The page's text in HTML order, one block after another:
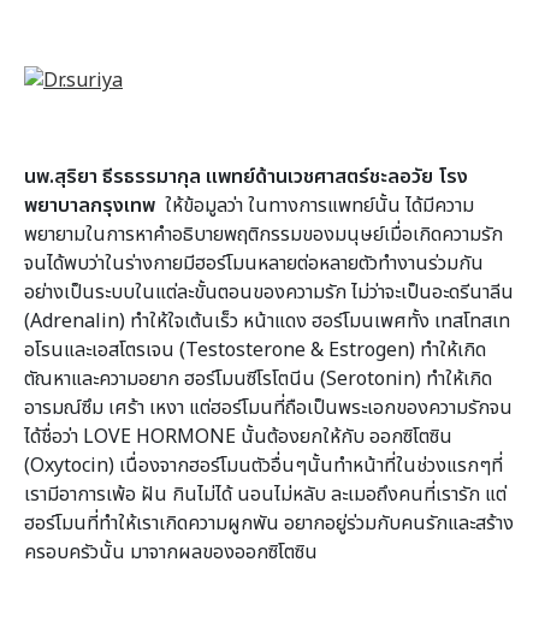
นพ.สุริยา ธีรธรรมากุล แพทย์ด้านเวชศาสตร์ชะลอวัย โรง
พยาบาลกรุงเทพ ให้ข้อมูลว่า ในทางการแพทย์นั้น ได้มีความ
พยายามในการหาคำอธิบายพฤติกรรมของมนุษย์เมื่อเกิดความรัก
จนได้พบว่าในร่างกายมีฮอร์โมนหลายต่อหลายตัวทำงานร่วมกัน
อย่างเป็นระบบในแต่ละขั้นตอนของความรัก ไม่ว่าจะเป็นอะดรีนาลีน
(Adrenalin) ทำให้ใจเต้นเร็ว หน้าแดง ฮอร์โมนเพศทั้ง เทสโทสเท
อโรนและเอสโตรเจน (Testosterone & Estrogen) ทำให้เกิด
ตัณหาและความอยาก ฮอร์โมนซีโรโตนีน (Serotonin) ทำให้เกิด
อารมณ์ซึม เศร้า เหงา แต่ฮอร์โมนที่ถือเป็นพระเอกของความรักจน
ได้ชื่อว่า LOVE HORMONE นั้นต้องยกให้กับ ออกซิโตซิน
(Oxytocin) เนื่องจากฮอร์โมนตัวอื่นๆนั้นทำหน้าที่ในช่วงแรกๆที่
เรามีอาการเพ้อ ฝัน กินไม่ได้ นอนไม่หลับ ละเมอถึงคนที่เรารัก แต่
ฮอร์โมนที่ทำให้เราเกิดความผูกพัน อยากอยู่ร่วมกับคนรักและสร้าง
ครอบครัวนั้น มาจากผลของออกซิโตซิน